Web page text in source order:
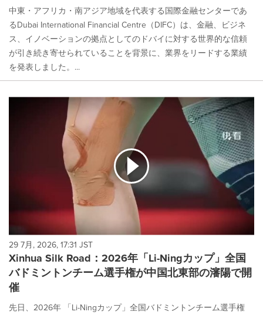
中東・アフリカ・南アジア地域を代表する国際金融センターであ
るDubai International Financial Centre（DIFC）は、金融、ビジネ
ス、イノベーションの拠点としてのドバイに対する世界的な信頼
が引き続き寄せられていることを背景に、業界をリードする業績
を発表しました。...
29 7月, 2026, 17:31 JST
Xinhua Silk Road：2026年「Li-Ningカップ」全国
バドミントンチーム選手権が中国北東部の瀋陽で開
催
先日、2026年 「Li-Ningカップ」全国バドミントンチーム選手権